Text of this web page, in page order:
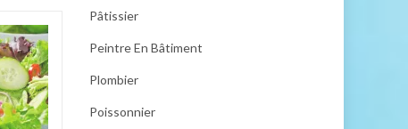
29
JUIN
Pourquoi manger de
le plus simple à
Pâtissier
Peintre En Bâtiment
Plombier
Poissonnier